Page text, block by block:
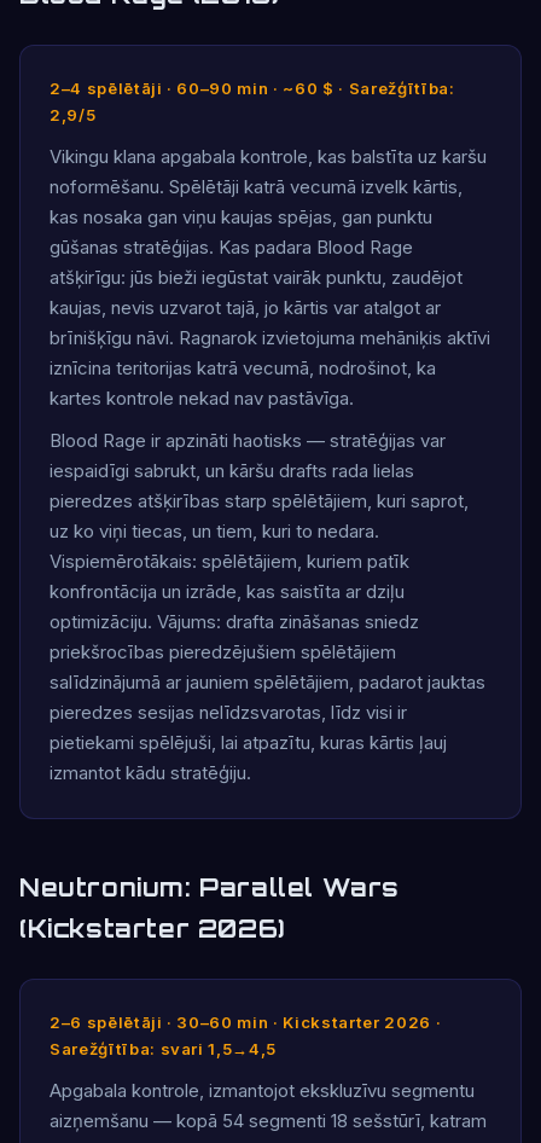
2–4 spēlētāji · 60–90 min · ~60 $ · Sarežģītība:
2,9/5
Vikingu klana apgabala kontrole, kas balstīta uz karšu
noformēšanu. Spēlētāji katrā vecumā izvelk kārtis,
kas nosaka gan viņu kaujas spējas, gan punktu
gūšanas stratēģijas. Kas padara Blood Rage
atšķirīgu: jūs bieži iegūstat vairāk punktu, zaudējot
kaujas, nevis uzvarot tajā, jo kārtis var atalgot ar
brīnišķīgu nāvi. Ragnarok izvietojuma mehāniķis aktīvi
iznīcina teritorijas katrā vecumā, nodrošinot, ka
kartes kontrole nekad nav pastāvīga.
Blood Rage ir apzināti haotisks — stratēģijas var
iespaidīgi sabrukt, un kāršu drafts rada lielas
pieredzes atšķirības starp spēlētājiem, kuri saprot,
uz ko viņi tiecas, un tiem, kuri to nedara.
Vispiemērotākais: spēlētājiem, kuriem patīk
konfrontācija un izrāde, kas saistīta ar dziļu
optimizāciju. Vājums: drafta zināšanas sniedz
priekšrocības pieredzējušiem spēlētājiem
salīdzinājumā ar jauniem spēlētājiem, padarot jauktas
pieredzes sesijas nelīdzsvarotas, līdz visi ir
pietiekami spēlējuši, lai atpazītu, kuras kārtis ļauj
izmantot kādu stratēģiju.
Neutronium: Parallel Wars
(Kickstarter 2026)
2–6 spēlētāji · 30–60 min · Kickstarter 2026 ·
Sarežģītība: svari 1,5→4,5
Apgabala kontrole, izmantojot ekskluzīvu segmentu
aizņemšanu — kopā 54 segmenti 18 sešstūrī, katram